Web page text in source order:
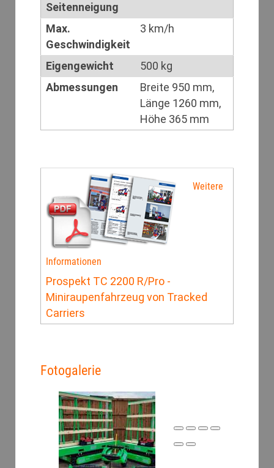
Seitenneigung
Max.
Geschwindigkeit
3 km/h
Eigengewicht
500 kg
Abmessungen
Breite 950 mm,
Länge 1260 mm,
Höhe 365 mm
Weitere
Informationen
Prospekt TC 2200 R/Pro -
Miniraupenfahrzeug von Tracked
Carriers
Fotogalerie